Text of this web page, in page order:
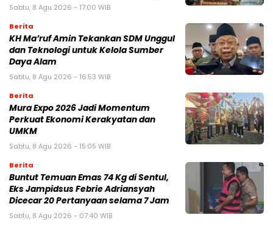
Sabtu, 8 Agu 2026 - 17:00 WIB
Berita
KH Ma’ruf Amin Tekankan SDM Unggul
dan Teknologi untuk Kelola Sumber
Daya Alam
Sabtu, 8 Agu 2026 - 16:53 WIB
Berita
Mura Expo 2026 Jadi Momentum
Perkuat Ekonomi Kerakyatan dan
UMKM
Sabtu, 8 Agu 2026 - 15:05 WIB
Berita
Buntut Temuan Emas 74 Kg di Sentul,
Eks Jampidsus Febrie Adriansyah
Dicecar 20 Pertanyaan selama 7 Jam
Sabtu, 8 Agu 2026 - 07:40 WIB